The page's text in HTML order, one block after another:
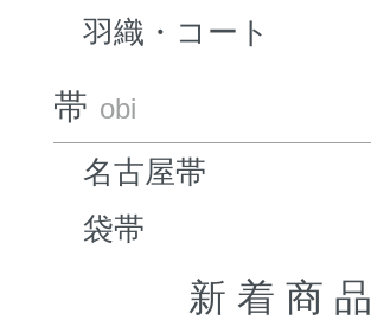
羽織・コート
帯 obi
名古屋帯
袋帯
新 着 商 品